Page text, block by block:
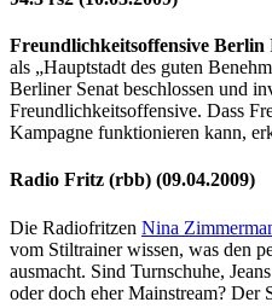
Freundlichkeitsoffensive Berlin
als „Hauptstadt des guten
Berliner Senat beschlossen und
Freundlichkeitsoffensive. Dass
Kampagne funktionieren kann,
Radio Fritz (rbb) (09.04.2009)
Die Radiofritzen Nina
vom Stiltrainer wissen, was den
ausmacht. Sind Turnschuhe,
oder doch eher Mainstream?